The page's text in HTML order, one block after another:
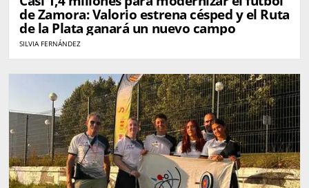
de Zamora: Valorio estrena césped y el Ruta
de la Plata ganará un nuevo campo
SILVIA FERNÁNDEZ